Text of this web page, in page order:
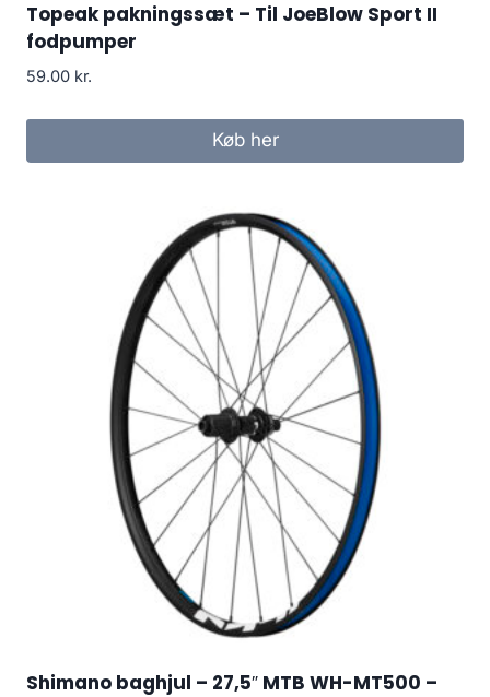
Topeak pakningssæt – Til JoeBlow Sport II
fodpumper
59.00 kr.
Køb her
Shimano baghjul – 27,5″ MTB WH-MT500 –